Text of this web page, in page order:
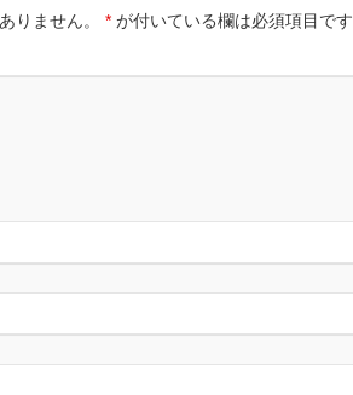
りません。 * が付いている欄は必須項目です